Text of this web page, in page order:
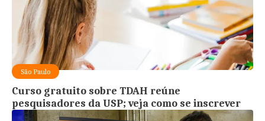
São Paulo
Curso gratuito sobre TDAH reúne
pesquisadores da USP; veja como se inscrever